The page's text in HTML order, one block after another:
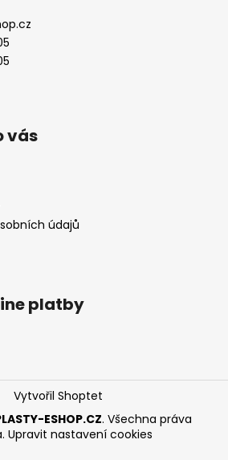
vás
údajů
platby
Vytvořil Shoptet
ESHOP.CZ. Všechna práva
Upravit nastavení cookies